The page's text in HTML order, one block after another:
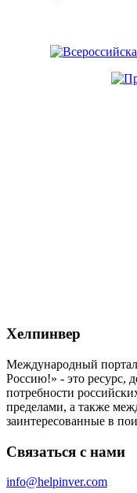
Хелпинвер
Международный
Россию!» - это ресурс,
потребности
пределами, а также
заинтересованные в
Связаться с нами
info@helpinver.com